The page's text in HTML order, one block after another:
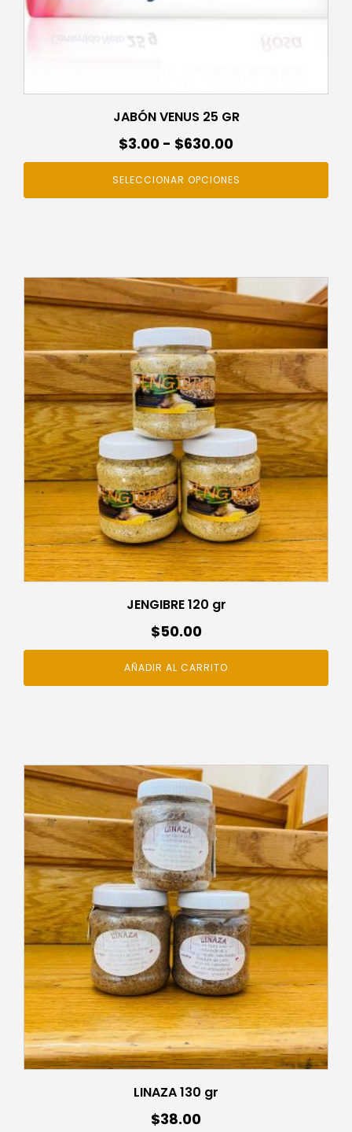
JABÓN VENUS 25 GR
$3.00 - $630.00Rango
de
precios:
$630.00
SELECCIONAR OPCIONES
la
JENGIBRE 120 gr
$50.00
AÑADIR AL CARRITO
LINAZA 130 gr
$38.00